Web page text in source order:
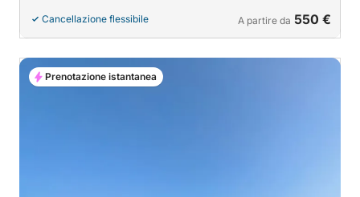
Cancellazione flessibile A partire da 550 €
Prenotazione istantanea